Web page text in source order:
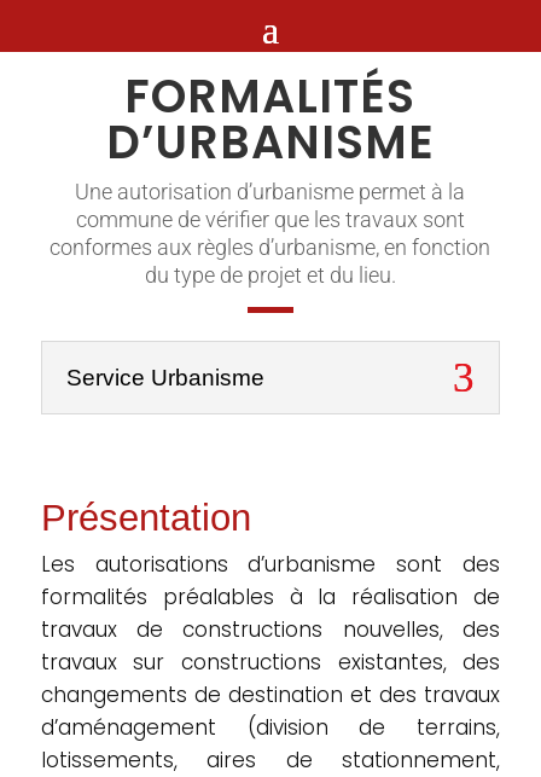
FORMALITÉS
D’URBANISME
Une autorisation d’urbanisme permet à la
commune de vérifier que les travaux sont
conformes aux règles d’urbanisme, en fonction
du type de projet et du lieu.
Service Urbanisme
Présentation
Les autorisations d’urbanisme sont des
formalités préalables à la réalisation de
travaux de constructions nouvelles, des
travaux sur constructions existantes, des
changements de destination et des travaux
d’aménagement (division de terrains,
lotissements, aires de stationnement,